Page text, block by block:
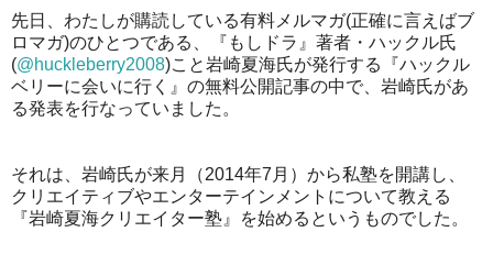
先日、わたしが購読している有料メルマガ(正確に言えばブ
ロマガ)のひとつである、『もしドラ』著者・ハックル氏
(@huckleberry2008)こと岩崎夏海氏が発行する『ハックル
ベリーに会いに行く』の無料公開記事の中で、岩崎氏があ
る発表を行なっていました。
それは、岩崎氏が来月（2014年7月）から私塾を開講し、
クリエイティブやエンターテインメントについて教える
『岩崎夏海クリエイター塾』を始めるというものでした。